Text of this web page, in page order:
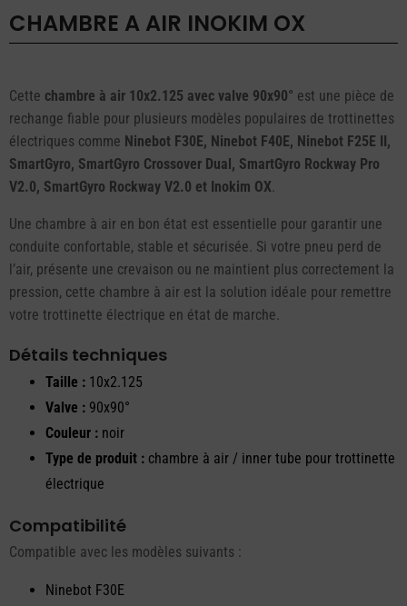
CHAMBRE A AIR INOKIM OX
Cette chambre à air 10x2.125 avec valve 90x90° est une pièce de
rechange fiable pour plusieurs modèles populaires de trottinettes
électriques comme Ninebot F30E, Ninebot F40E, Ninebot F25E II,
SmartGyro, SmartGyro Crossover Dual, SmartGyro Rockway Pro
V2.0, SmartGyro Rockway V2.0 et Inokim OX.
Une chambre à air en bon état est essentielle pour garantir une
conduite confortable, stable et sécurisée. Si votre pneu perd de
l’air, présente une crevaison ou ne maintient plus correctement la
pression, cette chambre à air est la solution idéale pour remettre
votre trottinette électrique en état de marche.
Détails techniques
Taille : 10x2.125
Valve : 90x90°
Couleur : noir
Type de produit : chambre à air / inner tube pour trottinette
électrique
Compatibilité
Compatible avec les modèles suivants :
Ninebot F30E